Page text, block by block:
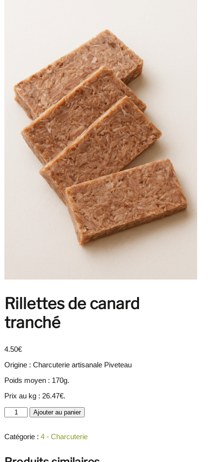
Rillettes de canard
tranché
4.50€
Origine : Charcuterie artisanale Piveteau
Poids moyen : 170g.
Prix au kg : 26.47€.
quantité
de
de
Ajouter au panier
Catégorie : 4 - Charcuterie